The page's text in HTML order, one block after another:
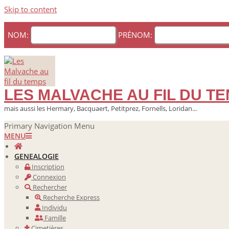
Skip to content
NOM: PRÉNOM:
LES MALVACHE AU FIL DU
mais aussi les Hermary, Bacquaert, Petitprez, Fornells, Loridan...
Primary Navigation Menu
MENU
GENEALOGIE
Inscription
Connexion
Rechercher
Recherche Express
Individu
Famille